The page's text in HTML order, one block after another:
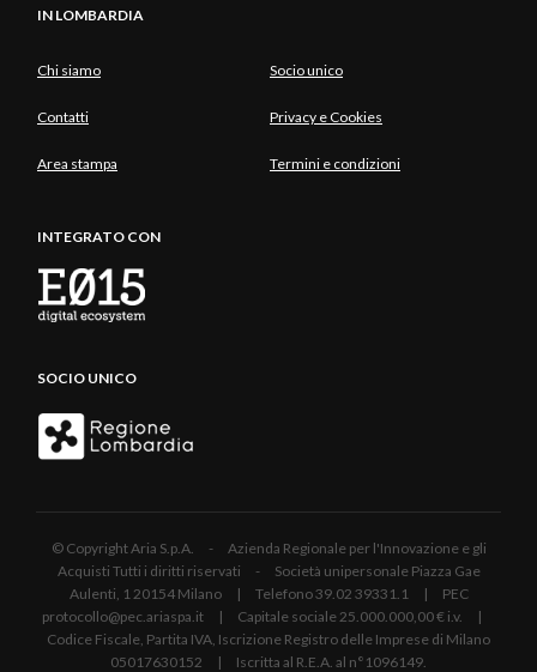
IN LOMBARDIA
Chi siamo Socio unico
Contatti Privacy e Cookies
Area stampa Termini e condizioni
INTEGRATO CON
SOCIO UNICO
© Copyright Aria S.p.A. - Azienda Regionale per l'Innovazione e gli
Acquisti Tutti i diritti riservati - Società unipersonale Piazza Gae
Aulenti, 1 20154 Milano | Telefono 39.02 39331.1 | PEC
protocollo@pec.ariaspa.it | Capitale sociale 25.000.000,00 € i.v. |
Codice Fiscale, Partita IVA, Iscrizione Registro delle Imprese di Milano
05017630152 | Iscritta al R.E.A. al n°1096149.